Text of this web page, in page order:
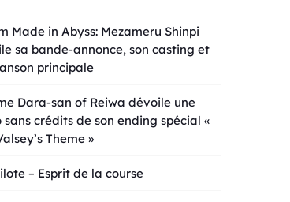
Made in Abyss: Mezameru Shinpi
sa bande-annonce, son casting et
principale
Dara-san of Reiwa dévoile une
sans crédits de son ending spécial «
Theme »
– Esprit de la course